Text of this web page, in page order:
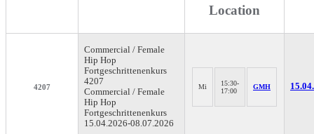
Location
4207
Commercial / Female
Hip Hop
Fortgeschrittenenkurs
4207
Commercial / Female
Hip Hop
Fortgeschrittenenkurs
15.04.2026-08.07.2026
Mi
15:30-
17:00
GMH